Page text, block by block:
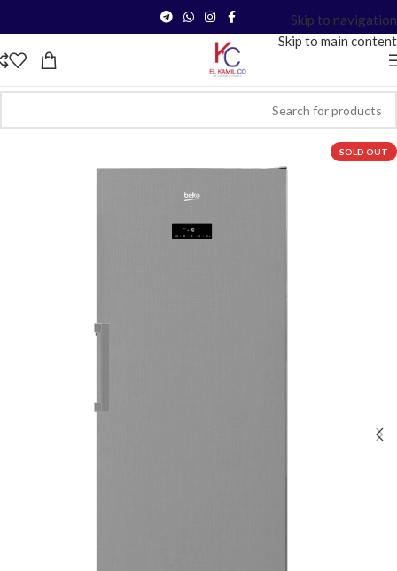
Skip to navigation
Skip to main content
SOLD OUT